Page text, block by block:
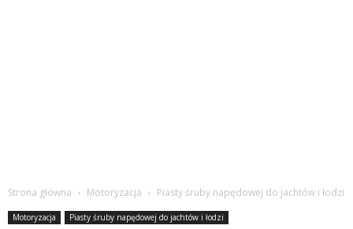
Strona główna Motoryzacja Piasty śruby napędowej do jachtów i łodzi
Motoryzacja Piasty śruby napędowej do jachtów i łodzi